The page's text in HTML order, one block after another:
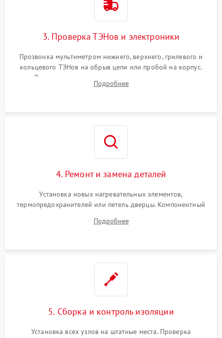
3. Проверка ТЭНов и электроники
Прозвонка мультиметром нижнего, верхнего, грилевого и
кольцевого ТЭНов на обрыв цепи или пробой на корпус.
Диагностика термостата, датчиков температуры,
переключателя режимов и мотора конвекции.
Подробнее
4. Ремонт и замена деталей
Установка новых нагревательных элементов,
термопредохранителей или петель дверцы. Компонентный
выгоревших реле, восстановление контактов и замена
Подробнее
5. Сборка и контроль изоляции
Установка всех узлов на штатные места. Проверка